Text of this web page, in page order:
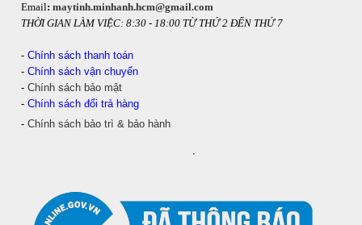
Email: maytinh.minhanh.hcm@gmail.com
THỜI GIAN LÀM VIỆC: 8:30 - 18:00 TỪ THỨ 2 ĐẾN THỨ 7
- Chính sách thanh toán
- Chính sách vận chuyển
- Chính sách bảo mật
- Chính sách đổi trả hàng
- Chính sách bảo trì & bảo hành